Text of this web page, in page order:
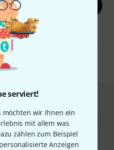
serviert!
möchten wir Ihnen ein
mit allem was
zählen zum Beispiel
Anzeigen
Sie dem Erhalt von E-Mail-
E-Mail-Nutzungsverhaltens zu. Die
Informationen finden Sie in